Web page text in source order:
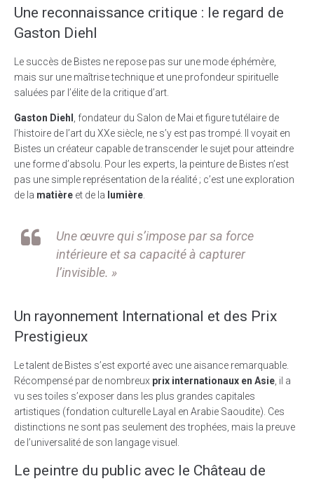
Une reconnaissance critique : le regard de
Gaston Diehl
Le succès de Bistes ne repose pas sur une mode éphémère,
mais sur une maîtrise technique et une profondeur spirituelle
saluées par l’élite de la critique d’art.
Gaston Diehl , fondateur du Salon de Mai et figure tutélaire de
l’histoire de l’art du XXe siècle, ne s’y est pas trompé. Il voyait en
Bistes un créateur capable de transcender le sujet pour atteindre
une forme d’absolu. Pour les experts, la peinture de Bistes n’est
pas une simple représentation de la réalité ; c’est une exploration
de la matière et de la lumière.
Une œuvre qui s’impose par sa force
intérieure et sa capacité à capturer
l’invisible. »
Un rayonnement International et des Prix
Prestigieux
Le talent de Bistes s’est exporté avec une aisance remarquable.
Récompensé par de nombreux prix internationaux en Asie, il a
vu ses toiles s’exposer dans les plus grandes capitales
artistiques (fondation culturelle Layal en Arabie Saoudite). Ces
distinctions ne sont pas seulement des trophées, mais la preuve
de l’universalité de son langage visuel.
Le peintre du public avec le Château de